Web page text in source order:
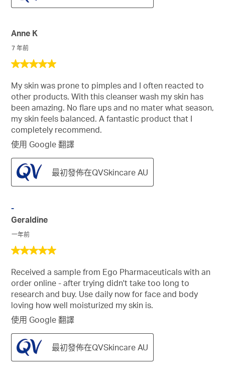
5
共
5
星。
Anne K
7 年前
My skin was prone to pimples and I often reacted to
other products. With this cleanser wash my skin has
been amazing. No flare ups and no mater what season,
my skin feels balanced. A fantastic product that I
completely recommend.
使用 Google 翻譯
最初發佈在QVSkincare AU
5
共
5
星。
-
Geraldine
一年前
Received a sample from Ego Pharmaceuticals with an
order online - after trying didn't take too long to
research and buy. Use daily now for face and body
loving how well moisturized my skin is.
使用 Google 翻譯
最初發佈在QVSkincare AU